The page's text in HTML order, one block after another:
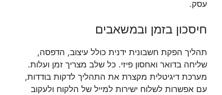
עסק.
חיסכון בזמן ובמשאבים
תהליך הפקת חשבונית ידנית כולל עיצוב, הדפסה,
שליחה בדואר ואחסון פיזי. כל שלב מצריך זמן ועלות.
מערכת דיגיטלית מקצרת את התהליך לדקות בודדות,
עם אפשרות לשלוח ישירות למייל של הלקוח ולעקוב